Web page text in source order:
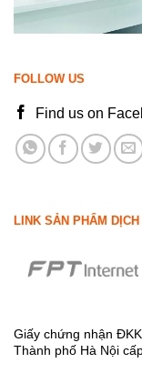
FOLLOW US
Find us on
LINK SẢN PHẨM DỊCH
Giấy chứng nhận
Thành phố Hà Nội